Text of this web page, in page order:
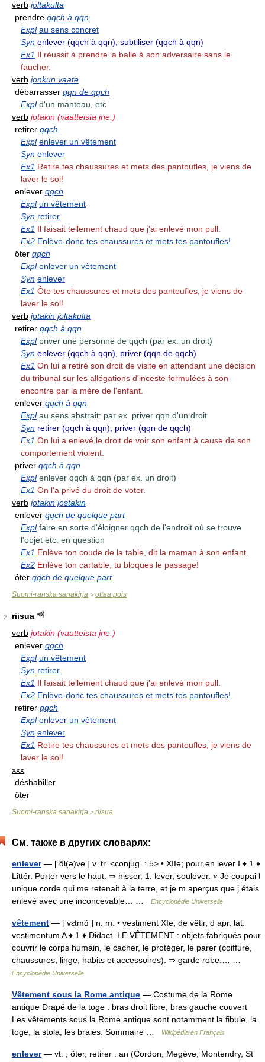
verb joltakulta
prendre qqch à qqn
Expl au sens concret
Syn enlever (qqch à qqn), subtiliser (qqch à qqn)
Ex1 Il réussit à prendre la balle à son adversaire sans le
faucher.
verb jonkun vaate
débarrasser qqn de qqch
Expl d'un manteau, etc.
verb jotakin (vaatteista jne.)
retirer qqch
Expl enlever un vêtement
Syn enlever
Ex1 Retire tes chaussures et mets des pantoufles, je viens de
laver le sol!
enlever qqch
Expl un vêtement
Syn retirer
Ex1 Il faisait tellement chaud que j'ai enlevé mon pull.
Ex2 Enlève-donc tes chaussures et mets tes pantoufles!
ôter qqch
Expl enlever un vêtement
Syn enlever
Ex1 Ôte tes chaussures et mets des pantoufles, je viens de
laver le sol!
verb jotakin joltakulta
retirer qqch à qqn
Expl priver une personne de qqch (par ex. un droit)
Syn enlever (qqch à qqn), priver (qqn de qqch)
Ex1 On lui a retiré son droit de visite en attendant une décision
du tribunal sur les allégations d'inceste formulées à son
encontre par la mère de l'enfant.
enlever qqch à qqn
Expl au sens abstrait: par ex. priver qqn d'un droit
Syn retirer (qqch à qqn), priver (qqn de qqch)
Ex1 On lui a enlevé le droit de voir son enfant à cause de son
comportement violent.
priver qqch à qqn
Expl enlever qqch à qqn (par ex. un droit)
Ex1 On l'a privé du droit de voter.
verb jotakin jostakin
enlever qqch de quelque part
Expl faire en sorte d'éloigner qqch de l'endroit où se trouve
l'objet etc. en question
Ex1 Enlève ton coude de la table, dit la maman à son enfant.
Ex2 Enlève ton cartable, tu bloques le passage!
ôter qqch de quelque part
Suomi-ranska sanakirja > ottaa pois
2
riisua
verb jotakin (vaatteista jne.)
enlever qqch
Expl un vêtement
Syn retirer
Ex1 Il faisait tellement chaud que j'ai enlevé mon pull.
Ex2 Enlève-donc tes chaussures et mets tes pantoufles!
retirer qqch
Expl enlever un vêtement
Syn enlever
Ex1 Retire tes chaussures et mets des pantoufles, je viens de
laver le sol!
xxx
déshabiller
ôter
Suomi-ranska sanakirja > riisua
См. также в других словарях:
enlever— [ ɑ̃l(ə)ve ] v. tr. <conjug. : 5> • XIIe; pour en lever I ♦ 1 ♦
Littér. Porter vers le haut. ⇒ hisser, 1. lever, soulever. « Je coupai l
unique corde qui me retenait à la terre, et je m aperçus que j étais
enlevé avec une inconcevable… …
Encyclopédie Universelle
vêtement — [ vɛtmɑ̃ ] n. m. • vestiment XIe; de vêtir, d apr. lat.
vestimentum A ♦ 1 ♦ Didact. LE VÊTEMENT : objets fabriqués pour
couvrir le corps humain, le cacher, le protéger, le parer (coiffure,
chaussures, linge, habits et accessoires). ⇒ garde robe.… …
Encyclopédie Universelle
Vêtement sous la Rome antique — Costume de la Rome
antique Drapé de la toge : bras droit libre, bras gauche couvert
Les vêtements sous la Rome antique sont notamment la fibule, la
toge, la stola, les braies. Sommaire …
Wikipédia en Français
enlever— vt. , ôter, retirer : an (Cordon, Megève, Montendry, St